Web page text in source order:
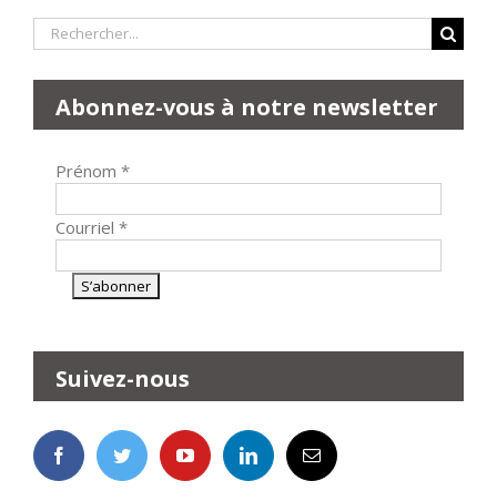
Rechercher:
Abonnez-vous à notre newsletter
Prénom *
Courriel *
Suivez-nous